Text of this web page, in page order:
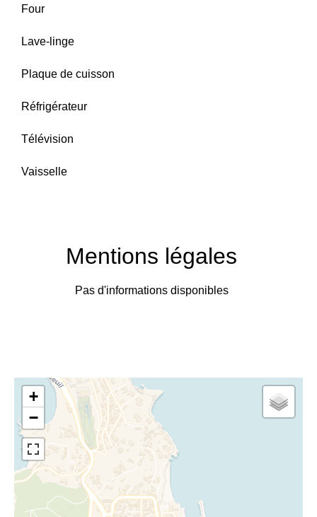
Four
Lave-linge
Plaque de cuisson
Réfrigérateur
Télévision
Vaisselle
Mentions légales
Pas d'informations disponibles
+
−